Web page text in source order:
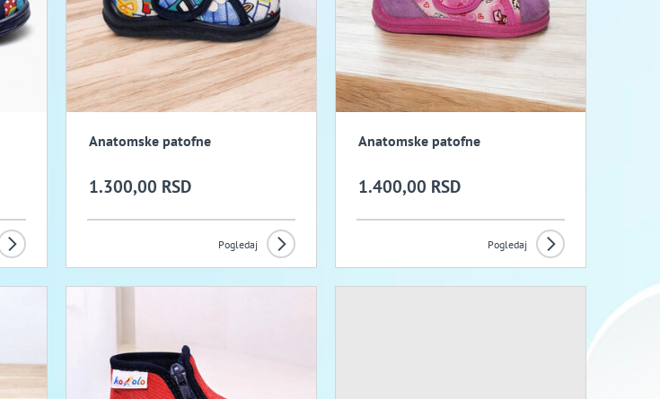
Anatomske patofne
1.300,00 RSD
Pogledaj
Anatomske patofne
1.400,00 RSD
Pogledaj